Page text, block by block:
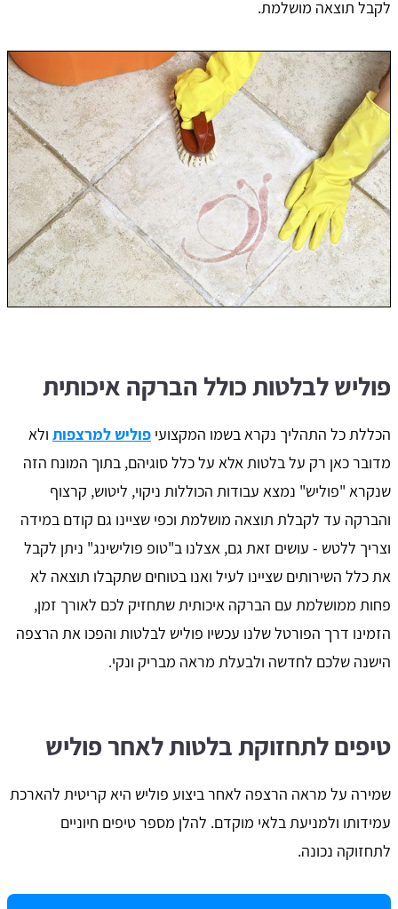
לקבל תוצאה מושלמת.
פוליש לבלטות כולל הברקה איכותית
הכללת כל התהליך נקרא בשמו המקצועי פוליש למרצפות ולא
מדובר כאן רק על בלטות אלא על כלל סוגיהם, בתוך המונח הזה
שנקרא "פוליש" נמצא עבודות הכוללות ניקוי, ליטוש, קרצוף
והברקה עד לקבלת תוצאה מושלמת וכפי שציינו גם קודם במידה
וצריך ללטש - עושים זאת גם, אצלנו ב"טופ פולישינג" ניתן לקבל
את כלל השירותים שציינו לעיל ואנו בטוחים שתקבלו תוצאה לא
פחות ממושלמת עם הברקה איכותית שתחזיק לכם לאורך זמן,
הזמינו דרך הפורטל שלנו עכשיו פוליש לבלטות והפכו את הרצפה
הישנה שלכם לחדשה ולבעלת מראה מבריק ונקי.
טיפים לתחזוקת בלטות לאחר פוליש
שמירה על מראה הרצפה לאחר ביצוע פוליש היא קריטית להארכת
עמידותו ולמניעת בלאי מוקדם. להלן מספר טיפים חיוניים
לתחזוקה נכונה.